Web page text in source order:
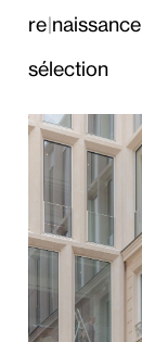
re naissance
sélection